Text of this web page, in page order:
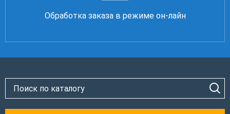
Обработка заказа в режиме он-лайн